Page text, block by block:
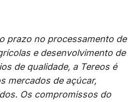
prazo no processamento de
e desenvolvimento de
de qualidade, a Tereos é
mercados de açúcar,
Os compromissos do